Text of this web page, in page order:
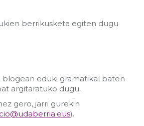
berrikusketa egiten dugu
blogean eduki gramatikal baten
argitaratuko dugu.
gero, jarri gurekin
).